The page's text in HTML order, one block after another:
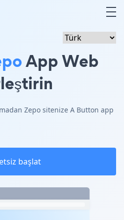
App Web
Zepo sitenize A Button app
başlat